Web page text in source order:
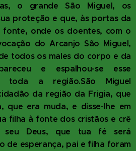
o grande São Miguel, os
proteção e que, às portas da
fonte, onde os doentes, com o
do Arcanjo São Miguel,
todos os males do corpo e da
e espalhou-se esse
toda a região.São Miguel
da região da Frigia, que
que era muda, e disse-lhe em
filha à fonte dos cristãos e crê
seu Deus, que tua fé será
de esperança, pai e filha foram